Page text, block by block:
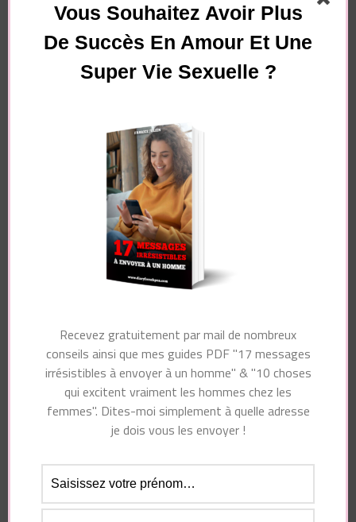
Laisser un commentaire
champs obligatoires sont indiqués avec
Site web
Enregistrer mon nom, mon e-mail et mon site dans
Vous Souhaitez Avoir Plus
De Succès En Amour Et Une
Super Vie Sexuelle ?
Recevez gratuitement par mail de nombreux
conseils ainsi que mes guides PDF "17 messages
irrésistibles à envoyer à un homme" & "10 choses
qui excitent vraiment les hommes chez les
femmes". Dites-moi simplement à quelle adresse
je dois vous les envoyer !